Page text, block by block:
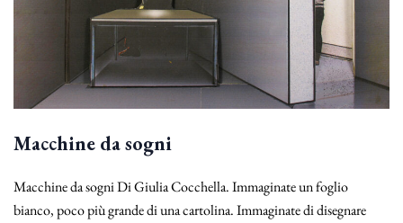
Macchine da sogni
Macchine da sogni Di Giulia Cocchella. Immaginate un foglio
bianco, poco più grande di una cartolina. Immaginate di disegnare